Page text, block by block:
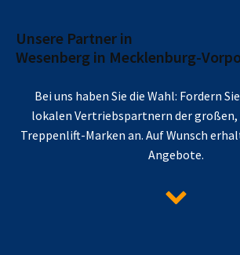
Unsere Partner in
Wesenberg in Mecklenburg-
Bei uns haben Sie die Wahl: Fordern
lokalen Vertriebspartnern der
Treppenlift-Marken an. Auf Wunsch
Angebote.